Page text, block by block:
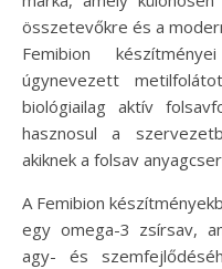
összetevőkre és a
Femibion
úgynevezett
biológiailag aktív
hasznosul a
akiknek a folsav
A Femibion
egy omega-3 zsírsav,
agy- és